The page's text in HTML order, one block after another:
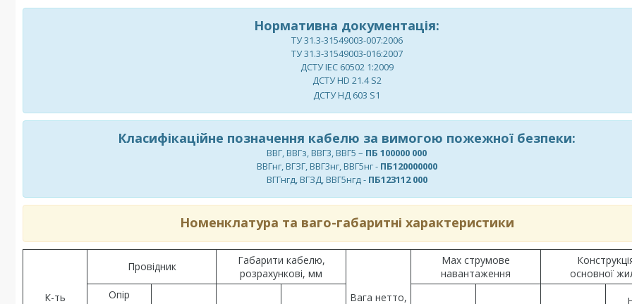
Нормативна документація:
ТУ 31.3-31549003-007:2006
ТУ 31.3-31549003-016:2007
ДСТУ IEC 60502 1:2009
ДСТУ HD 21.4 S2
ДСТУ НД 603 S1
Класифікаційне позначення кабелю за вимогою пожежної безпеки:
ВВГ, ВВГз, ВВГ3, ВВГ5 – ПБ 100000 000
ВВГнг, ВГЗГ, ВВГ3нг, ВВГ5нг - ПБ120000000
ВГГнгд, ВГЗД, ВВГ5нгд - ПБ123112 000
Номенклатура та ваго-габаритні характеристики
К-ть
Провідник
Габарити кабелю,
розрахункові, мм
Вага нетто,
Max струмове
навантаження
основної
Опір